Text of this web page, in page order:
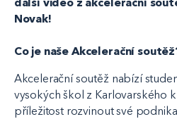
Novak!
Co je naše Akcelerační
Akcelerační soutěž nabízí
vysokých škol z Karlovarského
příležitost rozvinout své